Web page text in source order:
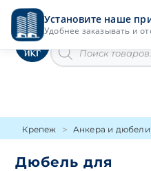
Установите наше
Удобнее заказывать и
Перейти
содержимому
товаров
Крепеж Анкера и дюбели
Дюбель для